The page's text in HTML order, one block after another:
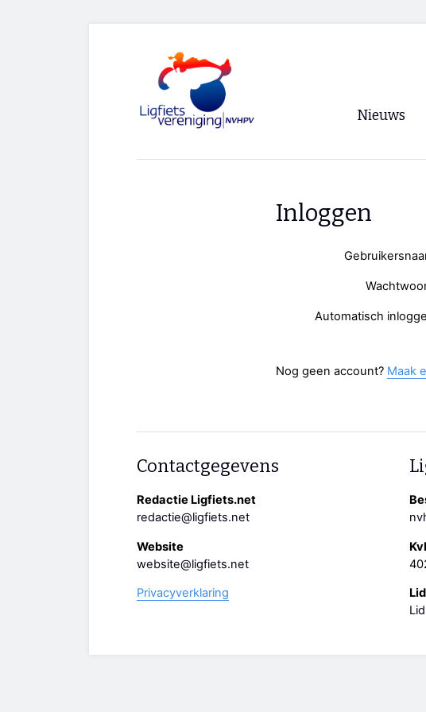
Nieuws
Inloggen
Automatisch
Nog geen account? Maak
Contactgegevens
Redactie Ligfiets.net
redactie@ligfiets.net
Website
website@ligfiets.net
Privacyverklaring